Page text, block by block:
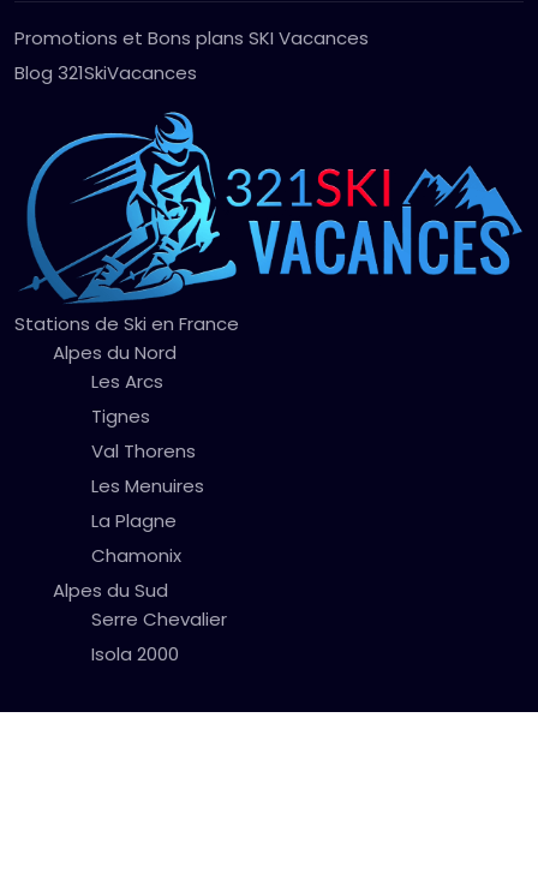
Promotions et Bons plans SKI Vacances
Blog 321SkiVacances
Stations de Ski en France
Alpes du Nord
Les Arcs
Tignes
Val Thorens
Les Menuires
La Plagne
Chamonix
Alpes du Sud
Serre Chevalier
Isola 2000